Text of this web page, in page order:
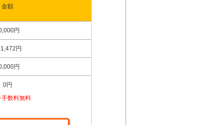
金額
円
円
円
0円
数料無料